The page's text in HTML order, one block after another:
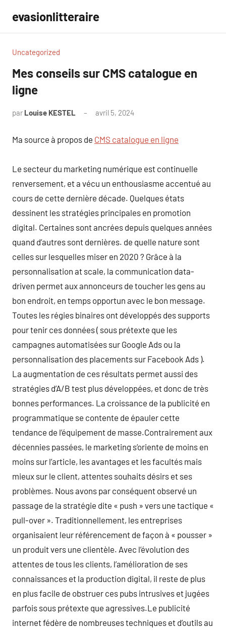
contenu
evasionlitteraire
Uncategorized
Mes conseils sur CMS catalogue en
ligne
par Louise KESTEL avril 5, 2024
Ma source à propos de CMS catalogue en ligne
Le secteur du marketing numérique est continuelle
renversement, et a vécu un enthousiasme accentué au
cours de cette dernière décade. Quelques états
dessinent les stratégies principales en promotion
digital. Certaines sont ancrées depuis quelques années
quand d’autres sont dernières. de quelle nature sont
celles sur lesquelles miser en 2020 ? Grâce à la
personnalisation at scale, la communication data-
driven permet aux annonceurs de toucher les gens au
bon endroit, en temps opportun avec le bon message.
Toutes les régies binaires ont développés des supports
pour tenir ces données ( sous prétexte que les
campagnes automatisées sur Google Ads ou la
personnalisation des placements sur Facebook Ads ).
La augmentation de ces résultats permet aussi des
stratégies d’A/B test plus développées, et donc de très
bonnes performances. La croissance de la publicité en
programmatique se contente de épauler cette
tendance de l’équipement de masse.Contrairement aux
décennies passées, le marketing s’oriente de moins en
moins sur l’article, les avantages et les facultés mais
mieux sur le client, attentes souhaits désirs et ses
problèmes. Nous avons par conséquent observé un
passage de la stratégie dite « push » vers une tactique «
pull-over ». Traditionnellement, les entreprises
organisaient leur référencement de façon à « pousser »
un produit vers une clientèle. Avec l’évolution des
attentes de tous les clients, l’amélioration de ses
connaissances et la production digital, il reste de plus
en plus facile de obstruer ces pubs intrusives et jugées
parfois sous prétexte que agressives.Le publicité
internet fédère de nombreuses techniques et d’outils au